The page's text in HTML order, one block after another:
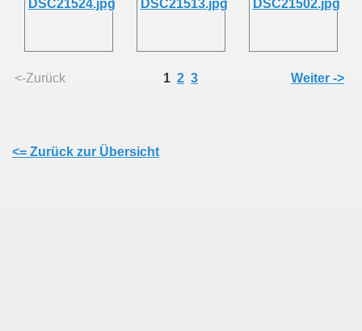
<-Zurück 1 2 3 Weiter ->
<= Zurück zur Übersicht